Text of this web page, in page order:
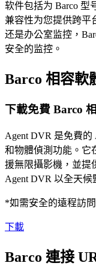
软件包括为 Barco 型
兼容性为您提供跨平
还是办公室监控，
安全的监控。
Barco 相容軟
下載免費 Barco
Agent DVR 是免費
和物體偵測功能。它
援無限攝影機，並提
Agent DVR 以全天候
*如需安全的遠程訪
下載
Barco 連接